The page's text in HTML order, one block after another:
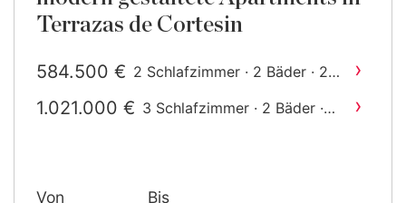
Terrazas de Cortesin
584.500 € 2 Schlafzimmer · 2 Bäder · 242
›
1.021.000 € 3 Schlafzimmer · 2 Bäder ·
›
Von Bis